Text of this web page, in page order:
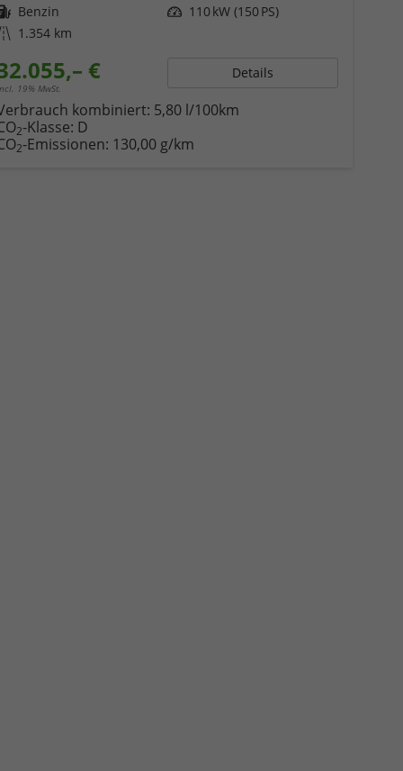
Kraftstoff Benzin Leistung 110 kW (150 PS)
Kilometerstand 1.354 km
€
19% MwSt.
Details
kombiniert: 5,80 l/100km
2-Klasse: D
2-Emissionen: 130,00 g/km